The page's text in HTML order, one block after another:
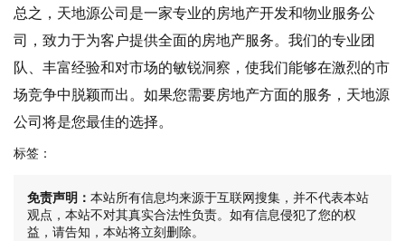
总之，天地源公司是一家专业的房地产开发和物业服务公
司，致力于为客户提供全面的房地产服务。我们的专业团
队、丰富经验和对市场的敏锐洞察，使我们能够在激烈的市
场竞争中脱颖而出。如果您需要房地产方面的服务，天地源
公司将是您最佳的选择。
标签：
免责声明： 本站所有信息均来源于互联网搜集，并不代表本站
观点，本站不对其真实合法性负责。如有信息侵犯了您的权
益，请告知，本站将立刻删除。